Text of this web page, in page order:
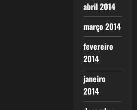
abril 2014
março 2014
fevereiro
2014
janeiro
2014